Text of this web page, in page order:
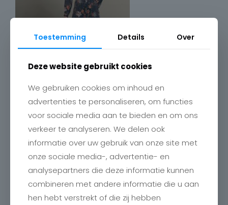
Contact
Charlotte
Romboutstraat 24
+32 89515466
info@charlottebilzen.be
Toestemming Details Over
Deze website gebruikt cookies
We gebruiken cookies om inhoud en
advertenties te personaliseren, om functies
voor sociale media aan te bieden en om ons
verkeer te analyseren. We delen ook
informatie over uw gebruik van onze site met
onze sociale media-, advertentie- en
analysepartners die deze informatie kunnen
combineren met andere informatie die u aan
hen hebt verstrekt of die zij hebben